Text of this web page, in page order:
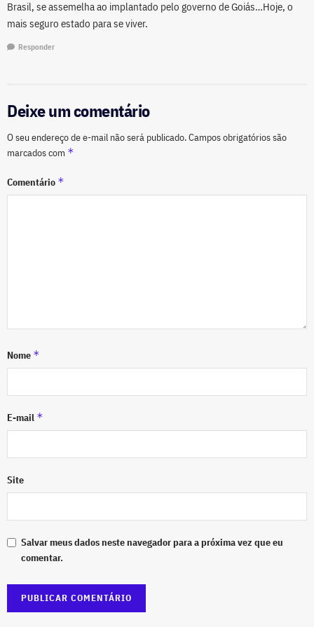
Brasil, se assemelha ao implantado pelo governo de Goiás…Hoje, o
mais seguro estado para se viver.
Responder
Deixe um comentário
O seu endereço de e-mail não será publicado.Campos obrigatórios são
marcados com *
Comentário *
Nome *
E-mail *
Site
Salvar meus dados neste navegador para a próxima vez que eu
comentar.